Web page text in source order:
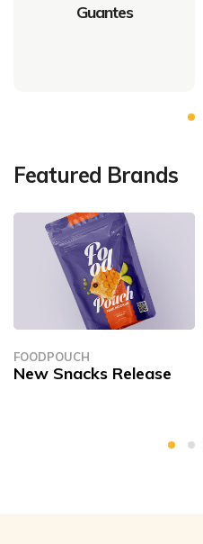
Guantes
Featured Brands
FOODPOUCH
New Snacks Release